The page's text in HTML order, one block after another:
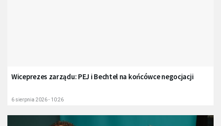
Wiceprezes zarządu: PEJ i Bechtel na końcówce negocjacji
6 sierpnia 2026 - 10:26